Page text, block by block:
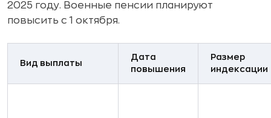
2025 году. Военные пенсии планируют
повысить с 1 октября.
Вид выплаты
Дата
повышения
Размер
индексации